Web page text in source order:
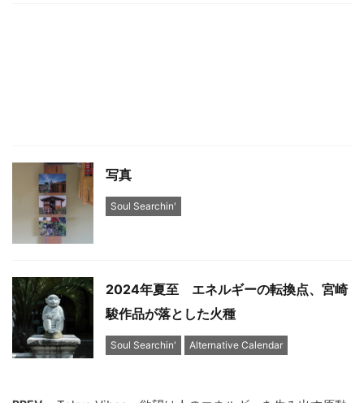
写真
Soul Searchin'
2024年夏至 エネルギーの転換点、宮崎
駿作品が落とした火種
Soul Searchin' Alternative Calendar